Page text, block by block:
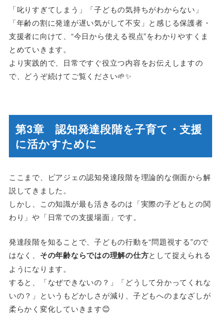
「叱りすぎてしまう」「子どもの気持ちがわからない」
「年齢の割に発達が遅い気がして不安」と感じる保護者・
支援者に向けて、“今日から使える視点”をわかりやすくま
とめていきます。
より実践的で、日常ですぐ役立つ内容をお伝えしますの
で、どうぞ続けてご覧ください🌱✨
第3章 認知発達段階を子育て・支援
に活かすために
ここまで、ピアジェの認知発達段階を理論的な側面から解
説してきました。
しかし、この知識が最も活きるのは「実際の子どもとの関
わり」や「日常での支援場面」です。
発達段階を知ることで、子どもの行動を“問題視する”ので
はなく、 その年齢ならではの理解の仕方として捉えられる
ようになります。
すると、「なぜできないの？」「どうして分かってくれな
いの？」というもどかしさが減り、子どもへのまなざしが
柔らかく変化していきます😊